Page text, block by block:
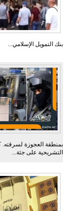
بنك التمويل الإسلامي...
بمنطقة العجوزة لسرقته.
التشريحية على جثة...